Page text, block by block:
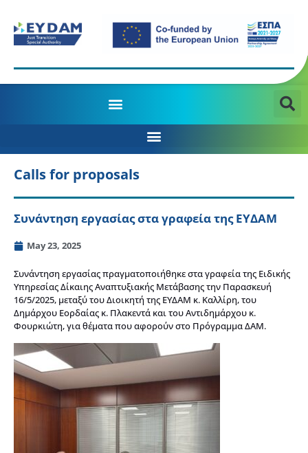
Calls for proposals
Συνάντηση εργασίας στα γραφεία της ΕΥΔΑΜ
May 23, 2025
Συνάντηση εργασίας πραγματοποιήθηκε στα γραφεία της Ειδικής
Υπηρεσίας Δίκαιης Αναπτυξιακής Μετάβασης την Παρασκευή
16/5/2025, μεταξύ του Διοικητή της ΕΥΔΑΜ κ. Καλλίρη, του
Δημάρχου Εορδαίας κ. Πλακεντά και του Αντιδημάρχου κ.
Φουρκιώτη, για θέματα που αφορούν στο Πρόγραμμα ΔΑΜ.